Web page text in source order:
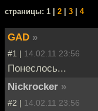
cтраницы: 1 | 2 3 4
GAD »
#1 | 14.02.11 23:56
Понеслось...
Nickrocker »
#2 | 14.02.11 23:56